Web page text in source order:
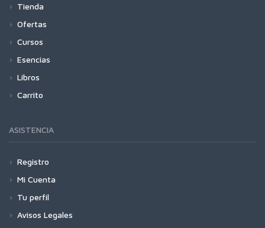
Tienda
Ofertas
Cursos
Esencias
Libros
Carrito
ASISTENCIA
Registro
Mi Cuenta
Tu perfil
Avisos Legales